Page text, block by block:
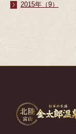
2015年（9）